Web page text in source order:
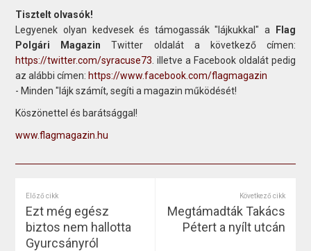
Tisztelt olvasók!
Legyenek olyan kedvesek és támogassák "lájkukkal" a
Flag
Polgári Magazin Twitter oldalát a következő címen:
https://twitter.com/syracuse73 . illetve a Facebook oldalát pedig
az alábbi címen: https://www.facebook.com/flagmagazin
- Minden "lájk számít, segíti a magazin működését!
Köszönettel és barátsággal!
www.flagmagazin.hu
Előző cikk
Ezt még egész
biztos nem hallotta
Gyurcsányról
Következő cikk
Megtámadták Takács
Pétert a nyílt utcán